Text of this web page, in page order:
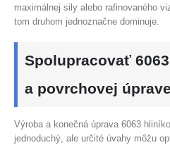
maximálnej sily alebo rafinovaného
tom druhom jednoznačne dominuje.
Spolupracovať
a povrchovej úprave
Výroba a konečná úprava 6063
jednoduchý, ale určité úvahy môžu